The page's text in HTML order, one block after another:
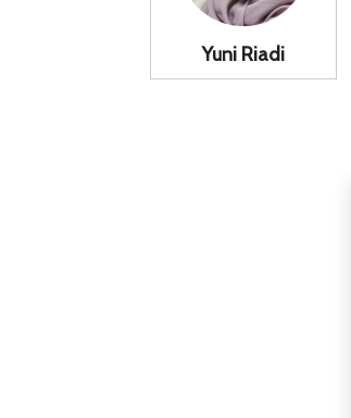
Yuni Riadi